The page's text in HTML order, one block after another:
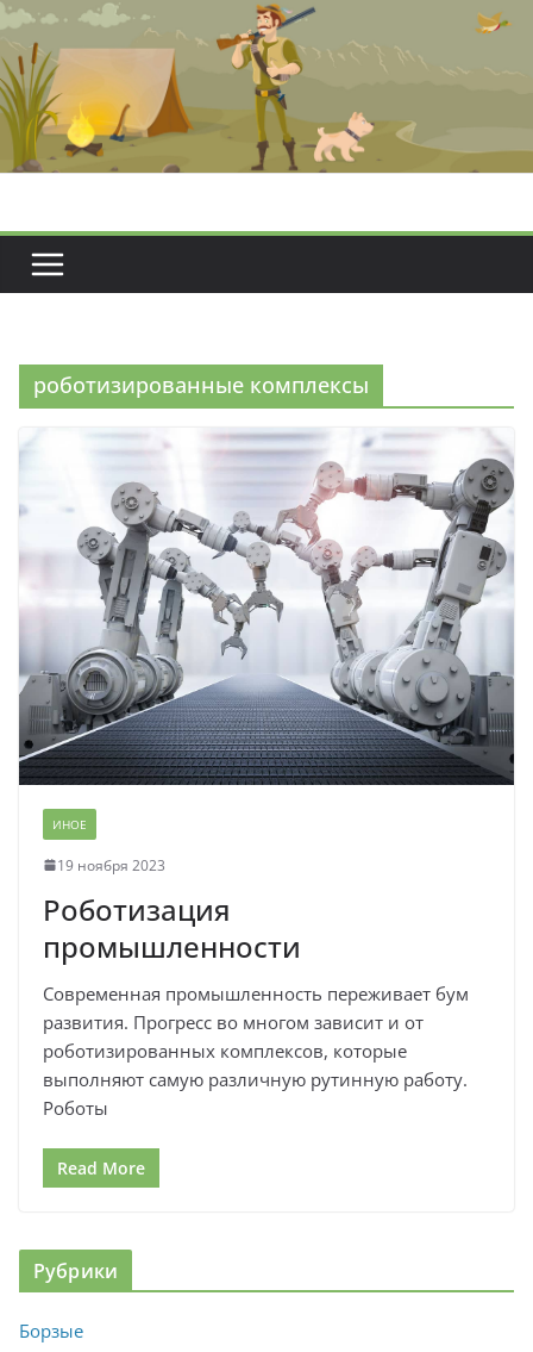
Перейти
содержимому
роботизированные комплексы
ИНОЕ
19 ноября 2023
Роботизация
промышленности
Современная промышленность переживает бум
развития. Прогресс во многом зависит и от
роботизированных комплексов, которые
выполняют самую различную рутинную работу.
Роботы
Read More
Рубрики
Борзые